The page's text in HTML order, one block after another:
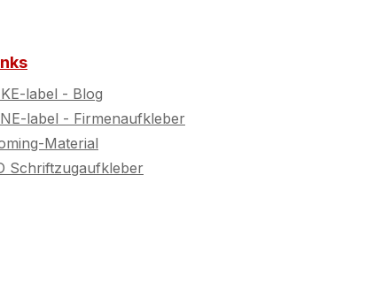
label - Blog
label - Firmenaufkleber
Material
Schriftzugaufkleber